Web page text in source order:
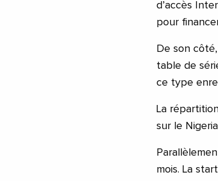
d’accès
pour
De son
table de
ce type
La
sur le
mois. La